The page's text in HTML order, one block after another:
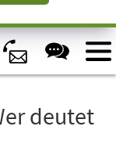
deutet